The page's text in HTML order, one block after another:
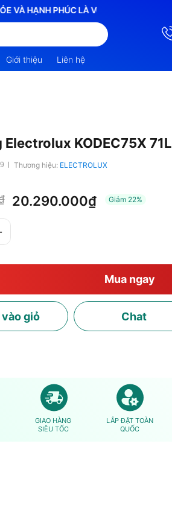
PHÚC LÀ VÔ GIÁ
Giới thiệu Liên hệ
KODEC75X 71L
Thương hiệu: ELECTROLUX
20.290.000₫ Giảm 22%
Mua ngay
vào giỏ Chat
GIAO HÀNG
SIÊU TỐC
LẮP ĐẶT TOÀN
QUỐC